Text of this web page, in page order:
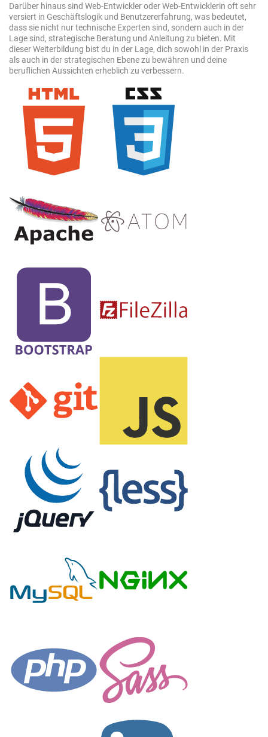
Darüber hinaus sind Web-Entwickler oder Web-Entwicklerin oft sehr
versiert in Geschäftslogik und Benutzererfahrung, was bedeutet,
dass sie nicht nur technische Experten sind, sondern auch in der
Lage sind, strategische Beratung und Anleitung zu bieten. Mit
dieser Weiterbildung bist du in der Lage, dich sowohl in der Praxis
als auch in der strategischen Ebene zu bewähren und deine
beruflichen Aussichten erheblich zu verbessern.